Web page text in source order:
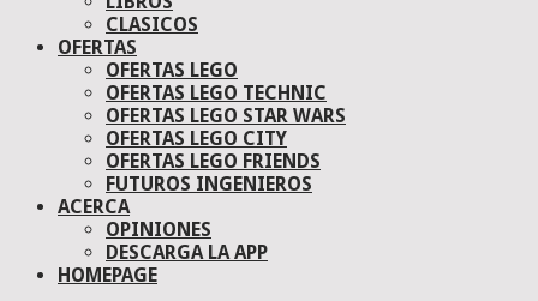
CLASICOS
OFERTAS
OFERTAS LEGO
OFERTAS LEGO TECHNIC
OFERTAS LEGO STAR WARS
OFERTAS LEGO CITY
OFERTAS LEGO FRIENDS
FUTUROS INGENIEROS
ACERCA
OPINIONES
DESCARGA LA APP
HOMEPAGE